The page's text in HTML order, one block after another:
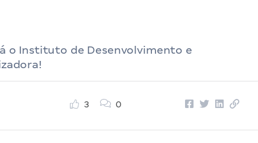
o Instituto de Desenvolvimento e
3 0